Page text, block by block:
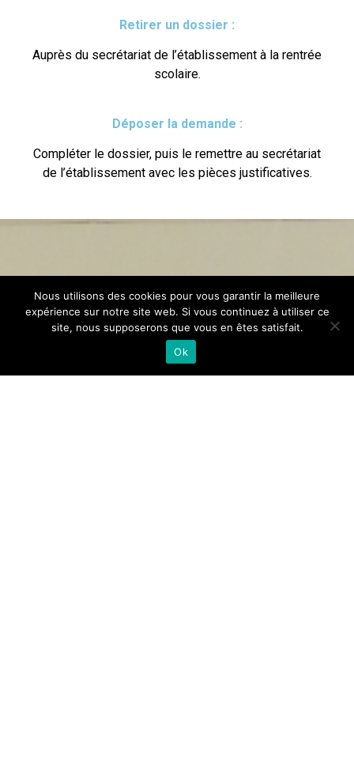
Retirer un dossier :
Auprès du secrétariat de l’établissement à la rentrée
scolaire.
Déposer la demande :
Compléter le dossier, puis le remettre au secrétariat
de l’établissement avec les pièces justificatives.
Nous utilisons des cookies pour vous garantir la meilleure
expérience sur notre site web. Si vous continuez à utiliser ce
site, nous supposerons que vous en êtes satisfait.
Ok